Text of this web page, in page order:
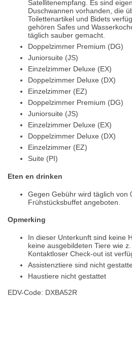
Satellitenempfang. Es sind
Duschwannen vorhanden, die
Toilettenartikel und Bidets
gehören Safes und
täglich sauber gemacht.
Doppelzimmer Premium (DG)
Juniorsuite (JS)
Einzelzimmer Deluxe (EX)
Doppelzimmer Deluxe (DX)
Einzelzimmer (EZ)
Doppelzimmer Premium (DG)
Juniorsuite (JS)
Einzelzimmer Deluxe (EX)
Doppelzimmer Deluxe (DX)
Einzelzimmer (EZ)
Suite (PI)
Eten en drinken
Gegen Gebühr wird täglich von
Frühstücksbuffet angeboten.
Opmerking
In dieser Unterkunft sind keine
keine ausgebildeten Tiere wie z.
Kontaktloser Check-out ist
Assistenztiere sind nicht
Haustiere nicht gestattet
EDV-Code: DXBA52R